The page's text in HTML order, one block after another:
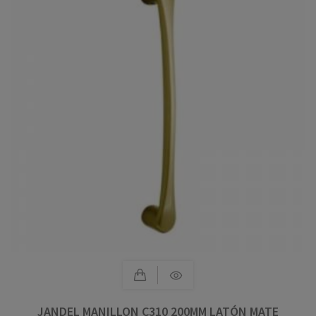
JANDEL MANILLON C310 200MM LATÓN MATE